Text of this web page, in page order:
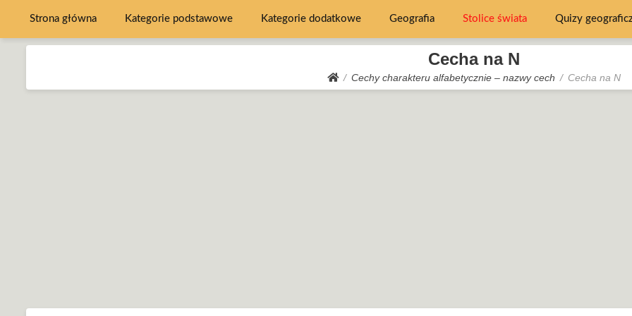
Strona główna Kategorie podstawowe Kategorie dodatkowe Geografia Stolice świata Quizy
Cecha na N
Cechy charakteru alfabetycznie – nazwy cech Cecha na N